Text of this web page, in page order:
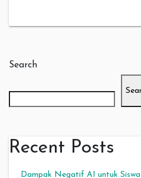
Search
Recent Posts
Dampak Negatif AI untuk